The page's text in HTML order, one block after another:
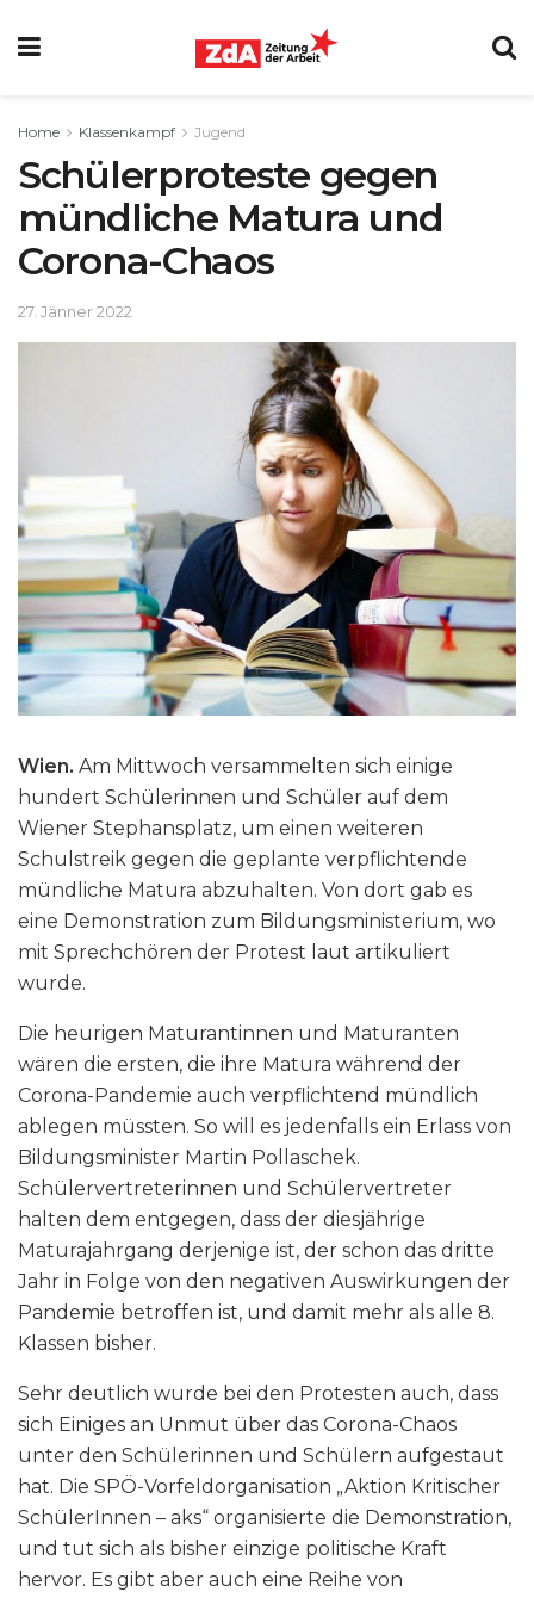
Home Klassenkampf Jugend
Schülerproteste gegen
mündliche Matura und
Corona-Chaos
27. Jänner 2022
Wien. Am Mittwoch versammelten sich einige
hundert Schülerinnen und Schüler auf dem
Wiener Stephansplatz, um einen weiteren
Schulstreik gegen die geplante verpflichtende
mündliche Matura abzuhalten. Von dort gab es
eine Demonstration zum Bildungsministerium, wo
mit Sprechchören der Protest laut artikuliert
wurde.
Die heurigen Maturantinnen und Maturanten
wären die ersten, die ihre Matura während der
Corona-Pandemie auch verpflichtend mündlich
ablegen müssten. So will es jedenfalls ein Erlass von
Bildungsminister Martin Pollaschek.
Schülervertreterinnen und Schülervertreter
halten dem entgegen, dass der diesjährige
Maturajahrgang derjenige ist, der schon das dritte
Jahr in Folge von den negativen Auswirkungen der
Pandemie betroffen ist, und damit mehr als alle 8.
Klassen bisher.
Sehr deutlich wurde bei den Protesten auch, dass
sich Einiges an Unmut über das Corona-Chaos
unter den Schülerinnen und Schülern aufgestaut
hat. Die SPÖ-Vorfeldorganisation „Aktion Kritischer
SchülerInnen – aks“ organisierte die Demonstration,
und tut sich als bisher einzige politische Kraft
hervor. Es gibt aber auch eine Reihe von